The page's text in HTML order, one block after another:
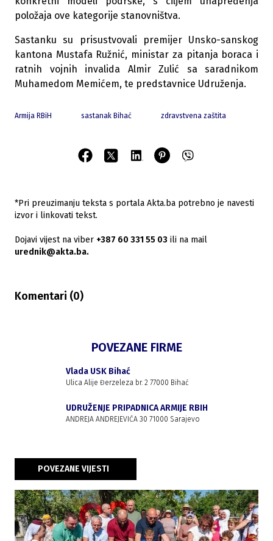
položaja ove kategorije stanovništva.
Sastanku su prisustvovali premijer Unsko-sanskog
kantona Mustafa Ružnić, ministar za pitanja boraca i
ratnih vojnih invalida Almir Zulić sa saradnikom
Muhamedom Memićem, te predstavnice Udruženja.
Armija RBiH sastanak Bihać zdravstvena zaštita
*Pri preuzimanju teksta s portala Akta.ba potrebno je navesti
izvor i linkovati tekst.
Dojavi vijest na viber +387 60 331 55 03 ili na mail
urednik@akta.ba.
Komentari (0)
POVEZANE FIRME
Vlada USK Bihać
Ulica Alije Đerzeleza br. 2 77000 Bihać
UDRUŽENJE PRIPADNICA ARMIJE RBIH
ANDREJA ANDREJEVIĆA 30 71000 Sarajevo
POVEZANE VIJESTI